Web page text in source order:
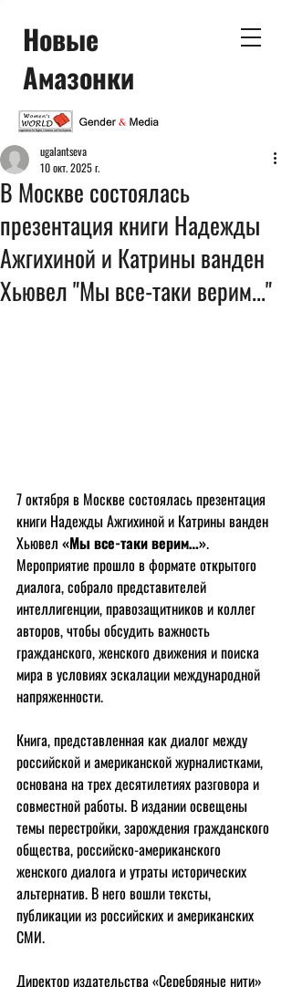
Новые
Амазонки
В Москве состоялась
презентация книги Надежды
Ажгихиной и Катрины ванден
Хьювел "Мы все-таки верим..."
ugalantseva
10 окт. 2025 г.
7 октября в Москве состоялась презентация
книги Надежды Ажгихиной и Катрины ванден
Хьювел «Мы все-таки верим…».
Мероприятие прошло в формате открытого
диалога, собрало представителей
интеллигенции, правозащитников и коллег
авторов, чтобы обсудить важность
гражданского, женского движения и поиска
мира в условиях эскалации международной
напряженности.
Книга, представленная как диалог между
российской и американской журналистками,
основана на трех десятилетиях разговора и
совместной работы. В издании освещены
темы перестройки, зарождения гражданского
общества, российско-американского
женского диалога и утраты исторических
альтернатив. В него вошли тексты,
публикации из российских и американских
СМИ.
Директор издательства «Серебряные нити»